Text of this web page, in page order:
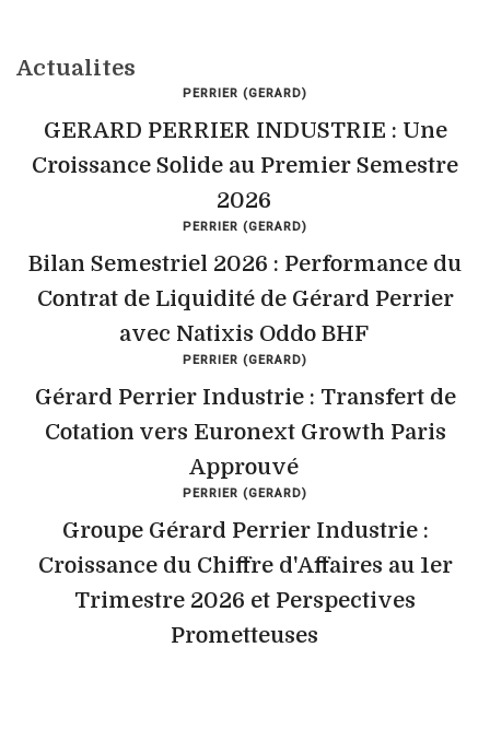
Actualites
PERRIER (GERARD)
GERARD PERRIER INDUSTRIE : Une
Croissance Solide au Premier Semestre
2026
PERRIER (GERARD)
Bilan Semestriel 2026 : Performance du
Contrat de Liquidité de Gérard Perrier
avec Natixis Oddo BHF
PERRIER (GERARD)
Gérard Perrier Industrie : Transfert de
Cotation vers Euronext Growth Paris
Approuvé
PERRIER (GERARD)
Groupe Gérard Perrier Industrie :
Croissance du Chiffre d'Affaires au 1er
Trimestre 2026 et Perspectives
Prometteuses